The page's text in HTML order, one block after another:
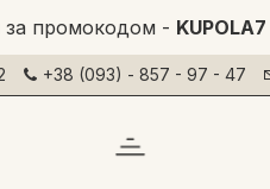
за промокодом - KUPOLA7
+38 (093) - 857 - 97 - 47